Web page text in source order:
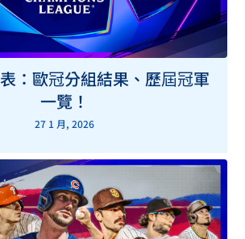
：歐冠分組結果、歷屆冠軍
一覽！
27 1 月, 2026